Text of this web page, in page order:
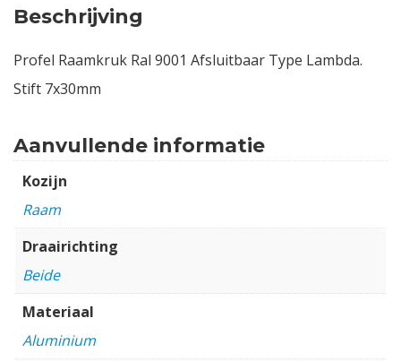
Beschrijving
Profel Raamkruk Ral 9001 Afsluitbaar Type Lambda.
Stift 7x30mm
Aanvullende informatie
Kozijn
Raam
Draairichting
Beide
Materiaal
Aluminium